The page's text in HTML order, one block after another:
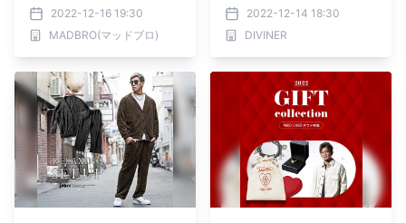
発売。2022-12-16 19:30
MADBRO(マッドブロ)
開始『DIVINER（ディバイ
ナー）』
2022-12-14 18:30
DIVINER